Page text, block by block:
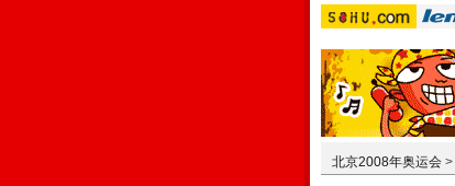
北京2008年奥运会 >